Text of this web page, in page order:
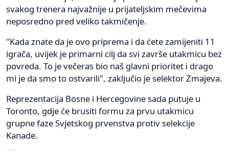
svakog trenera najvažnije u prijateljskim mečevima
neposredno pred veliko takmičenje.
"Kada znate da je ovo priprema i da ćete zamijeniti 11
igrača, uvijek je primarni cilj da svi završe utakmicu bez
povreda. To je večeras bio naš glavni prioritet i drago
mi je da smo to ostvarili", zaključio je selektor Zmajeva.
Reprezentacija Bosne i Hercegovine sada putuje u
Toronto, gdje će brusiti formu za prvu utakmicu
grupne faze Svjetskog prvenstva protiv selekcije
Kanade.